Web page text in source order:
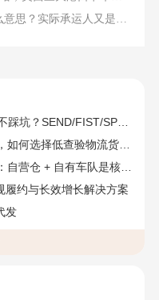
下一篇：无船承运人NVOCC是什么意思？实际承运人又是什么？
证物流商，只有这家敢承诺“准达率第一”
何选择低查验物流货代？
+ 自有车队是核心硬指标
履约与长效增长解决方案
发